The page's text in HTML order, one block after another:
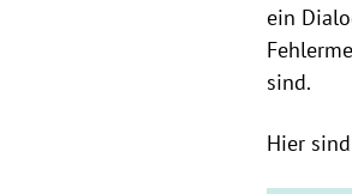
ein
sind.
Hier